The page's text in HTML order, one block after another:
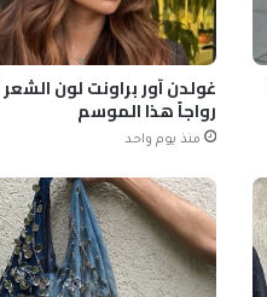
غولدن آور براونت لون الشعر
رواجاً هذا الموسم
منذ يوم واحد